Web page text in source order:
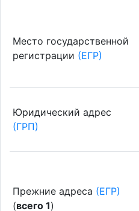
Место государственной
регистрации (ЕГР)
Юридический адрес
(ГРП)
Прежние адреса (ЕГР)
(всего 1)